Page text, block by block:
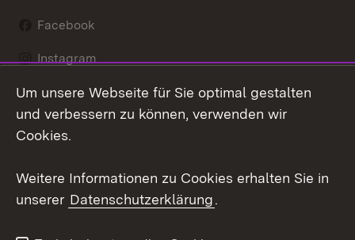
Facebook
Instagram
LinkedIn
Um unsere Webseite für Sie optimal gestalten
und verbessern zu können, verwenden wir
Cookies.
Weitere Informationen zu Cookies erhalten Sie in
unserer Datenschutzerklärung.